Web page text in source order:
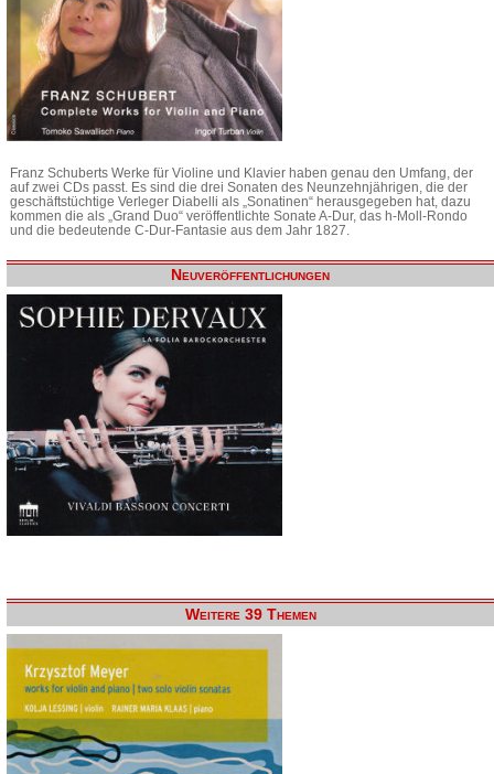
Franz Schuberts Werke für Violine und Klavier haben genau den Umfang, der
auf zwei CDs passt. Es sind die drei Sonaten des Neunzehnjährigen, die der
geschäftstüchtige Verleger Diabelli als „Sonatinen“ herausgegeben hat, dazu
kommen die als „Grand Duo“ veröffentlichte Sonate A-Dur, das h-Moll-Rondo
und die bedeutende C-Dur-Fantasie aus dem Jahr 1827.
Neuveröffentlichungen
Weitere 39 Themen